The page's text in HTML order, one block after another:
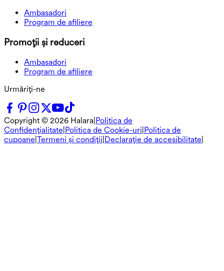
Ambasadori
Program de afiliere
Promoții și reduceri
Ambasadori
Program de afiliere
Urmăriți-ne
Copyright © 2026 Halara Politica de
Confidențialitate Politica de Cookie-uri Politica de
cupoane Termeni și condiții Declarație de accesibilitate